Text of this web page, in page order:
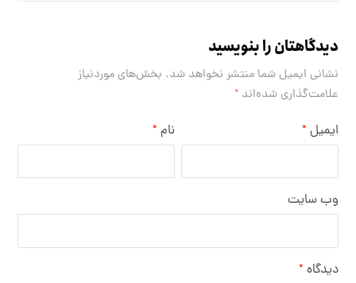
دیدگاهتان را بنویسید
نشانی ایمیل شما منتشر نخواهد شد. بخش‌های موردنیاز
علامت‌گذاری شده‌اند*
نام * ایمیل *
وب‌ سایت
دیدگاه *